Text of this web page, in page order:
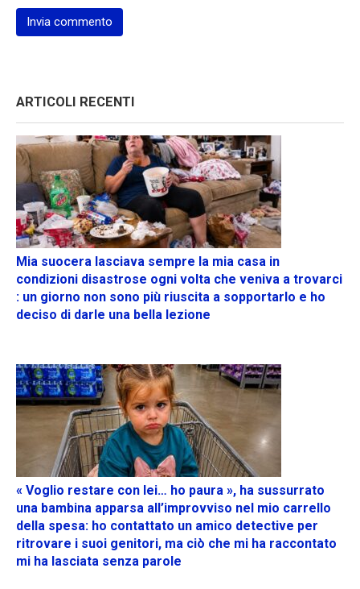
ARTICOLI RECENTI
Mia suocera lasciava sempre la mia casa in
condizioni disastrose ogni volta che veniva a trovarci
: un giorno non sono più riuscita a sopportarlo e ho
deciso di darle una bella lezione
« Voglio restare con lei… ho paura », ha sussurrato
una bambina apparsa all’improvviso nel mio carrello
della spesa: ho contattato un amico detective per
ritrovare i suoi genitori, ma ciò che mi ha raccontato
mi ha lasciata senza parole